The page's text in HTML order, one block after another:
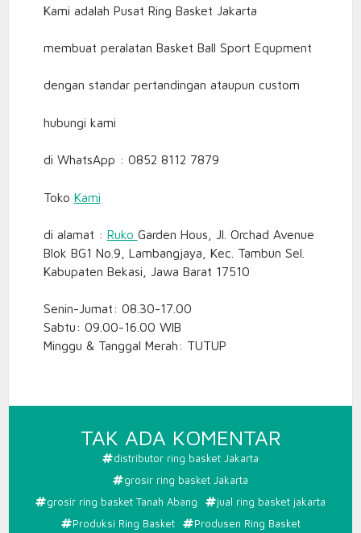
Kami adalah Pusat Ring Basket Jakarta
membuat peralatan Basket Ball Sport Equpment
dengan standar pertandingan ataupun custom
hubungi kami
di WhatsApp : 0852 8112 7879
Toko Kami
di alamat : Ruko Garden Hous, Jl. Orchad Avenue
Blok BG1 No.9, Lambangjaya, Kec. Tambun Sel.
Kabupaten Bekasi, Jawa Barat 17510
Senin-Jumat: 08.30-17.00
Sabtu: 09.00-16.00 WIB
Minggu & Tanggal Merah: TUTUP
TAK ADA KOMENTAR
BASKET
distributor ring basket Jakarta
grosir ring basket Jakarta
grosir ring basket Tanah Abang
jual ring basket jakarta
Produksi Ring Basket
Produsen Ring Basket